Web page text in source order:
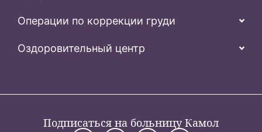
Операции по коррекции груди
Оздоровительный центр
Подписаться на больницу Камол